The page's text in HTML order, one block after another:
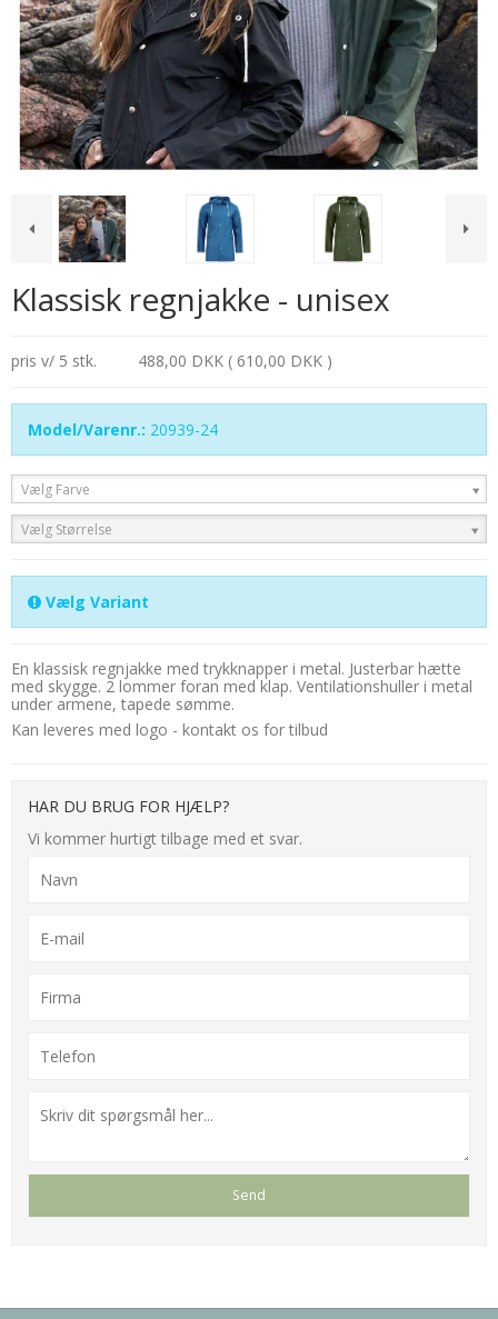
Klassisk regnjakke - unisex
pris v/ 5 stk. 488,00 DKK ( 610,00 DKK )
Model/Varenr.: 20939-24
Vælg Farve
Vælg Størrelse
Vælg Variant
En klassisk regnjakke med trykknapper i metal. Justerbar hætte
med skygge. 2 lommer foran med klap. Ventilationshuller i metal
under armene, tapede sømme.
Kan leveres med logo - kontakt os for tilbud
HAR DU BRUG FOR HJÆLP?
Vi kommer hurtigt tilbage med et svar.